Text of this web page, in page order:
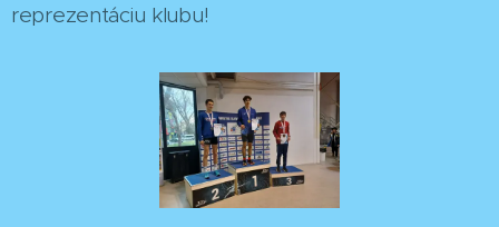
reprezentáciu klubu!